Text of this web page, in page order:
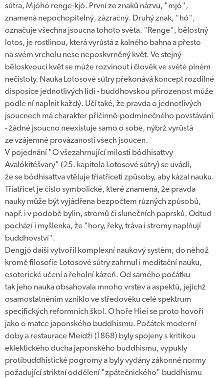
sútra, Mjóhó renge-kjó. První ze znaků názvu, "mjó",
znamená nepochopitelný, zázračný. Druhý znak, "hó",
označuje všechna jsoucna tohoto světa. "Renge", bělostný
lotos, je rostlinou, která vyrůstá z kalného bahna a přesto
na svém vrcholu nese neposkvrněný květ. Ve stejný
běloskvoucí květ se může rozvinout i člověk ve světě plném
nečistoty. Nauka Lotosové sútry překonává koncept rozdílné
disposice jednotlivých lidí - buddhovskou přirozenost může
podle ní naplnit každý. Učí také, že pravda o jednotlivých
jsoucnech má charakter příčinně-podmínečného povstávání
- žádné jsoucno neexistuje samo o sobě, nýbrž vyrůstá
ze vzájemné provázanosti všech jsoucen.
V pojednání "O všezahrnující milosti bódhisattvy
Avalókitéšvary" (25. kapitola Lotosové sútry) se uvádí,
že se bódhisattva vtěluje třiatřiceti způsoby, aby kázal nauku.
Třiatřicet je číslo symbolické, které znamená, že pravda
nauky může být vyjádřena bezpočtem různých způsobů,
např. i v podobě bylin, stromů či slunečních paprsků. Odtud
pochází i myšlenka, že "hory, řeky, tráva i stromy naplňují
buddhovství".
Dengjó daiši vytvořil komplexní naukový systém, do něhož
kromě filosofie Lotosové sútry zahrnul i meditační nauku,
esoterické učení a řeholní kázeň. Od samého počátku
tak jeho nauka obsahovala mnoho vrstev a aspektů, jejichž
osamostatněním vzniklo ve středověku celé spektrum
specifických reformních škol. O hoře Hiei se proto hovoří
jako o matce japonského buddhismu. Počátek moderní
doby a restaurace Meidži (1868) byly spojeny s kritikou
eklektického ducha japonského buddhismu, vypukly
protibuddhistické pogromy a byly vydány zákonné normy
požadující striktní oddělení "zpátečnického" buddhismu